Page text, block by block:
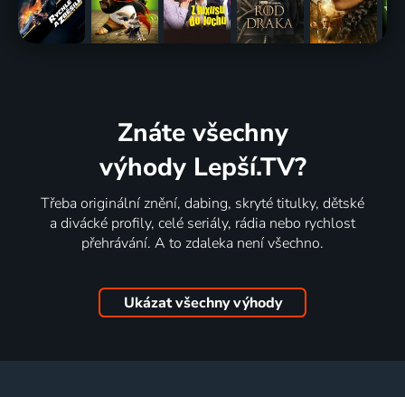
Znáte všechny
výhody Lepší.TV?
Třeba originální znění, dabing, skryté titulky, dětské
a divácké profily, celé seriály, rádia nebo rychlost
přehrávání. A to zdaleka není všechno.
Ukázat všechny výhody